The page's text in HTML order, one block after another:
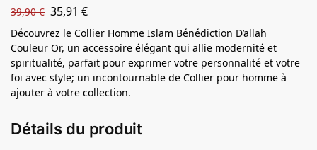
39,90€ 35,91 €
Découvrez le Collier Homme Islam Bénédiction D’allah
Couleur Or, un accessoire élégant qui allie modernité et
spiritualité, parfait pour exprimer votre personnalité et votre
foi avec style; un incontournable de Collier pour homme à
ajouter à votre collection.
Détails du produit